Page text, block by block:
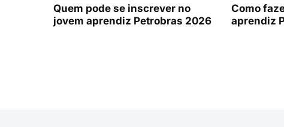
Quem pode se inscrever no
jovem aprendiz Petrobras 2026
Como
aprendiz